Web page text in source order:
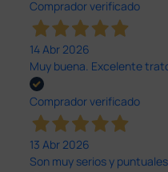
Comprador verificado
14 Abr 2026
Muy buena. Excelente
Comprador verificado
13 Abr 2026
Son muy serios y